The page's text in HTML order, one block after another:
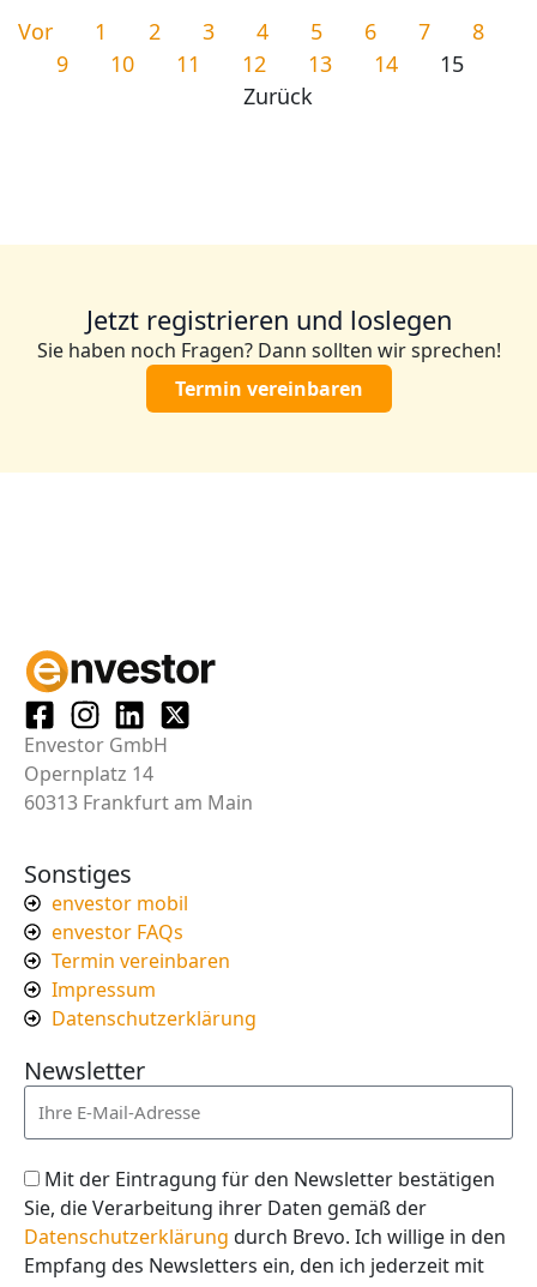
Vor 1 2 3 4 5 6 7
8
9
10 11 12 13 14
15
Zurück
Jetzt registrieren und loslegen
Sie haben noch Fragen? Dann sollten wir sprechen!
Termin vereinbaren
Envestor GmbH
Opernplatz 14
60313 Frankfurt am Main
Sonstiges
envestor mobil
envestor FAQs
Termin vereinbaren
Impressum
Datenschutzerklärung
Newsletter
Mit der Eintragung für den Newsletter bestätigen
Sie, die Verarbeitung ihrer Daten gemäß der
Datenschutzerklärung durch Brevo. Ich willige in den
Empfang des Newsletters ein, den ich jederzeit mit